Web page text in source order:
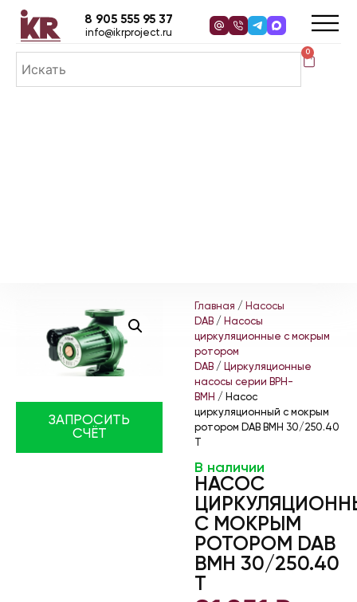
0
8 905 555 95 37
info@ikrproject.ru
ЗАПРОСИТЬ
СЧЁТ
Главная / Насосы
DAB / Насосы
циркуляционные с мокрым
ротором
DAB / Циркуляционные
насосы серии BPH-
BMH / Насос
циркуляционный с мокрым
ротором DAB BMH 30/250.40
В наличии
НАСОС
С МОКРЫМ
РОТОРОМ DAB
BMH 30/250.40
T